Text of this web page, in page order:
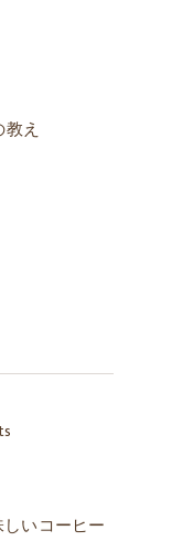
教え
いコーヒー